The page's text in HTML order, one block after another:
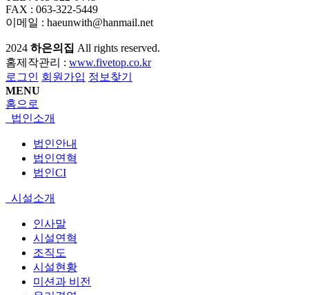
FAX : 063-322-5449
이메일 : haeunwith@hanmail.net
2024 하은의집 All rights reserved.
홈제작관리 : www.fivetop.co.kr
로그인 회원가입 정보찾기
MENU
홈으로
법인소개
법인안내
법인연혁
법인CI
시설소개
인사말
시설연혁
조직도
시설현황
미션과 비전